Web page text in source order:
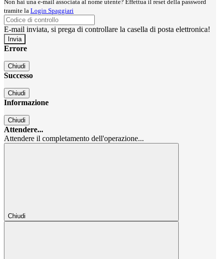
Non hai una e-mail associata al nome utente? Effettua il reset della password
tramite la Login Spaggiari
E-mail inviata, si prega di controllare la casella di posta elettronica!
Errore
Chiudi
Successo
Chiudi
Informazione
Chiudi
Attendere...
Attendere il completamento dell'operazione...
Chiudi